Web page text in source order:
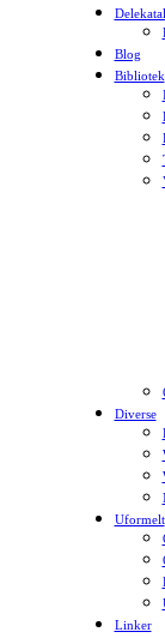
Blog
Bibliotek
Diverse
Uformelt
Linker